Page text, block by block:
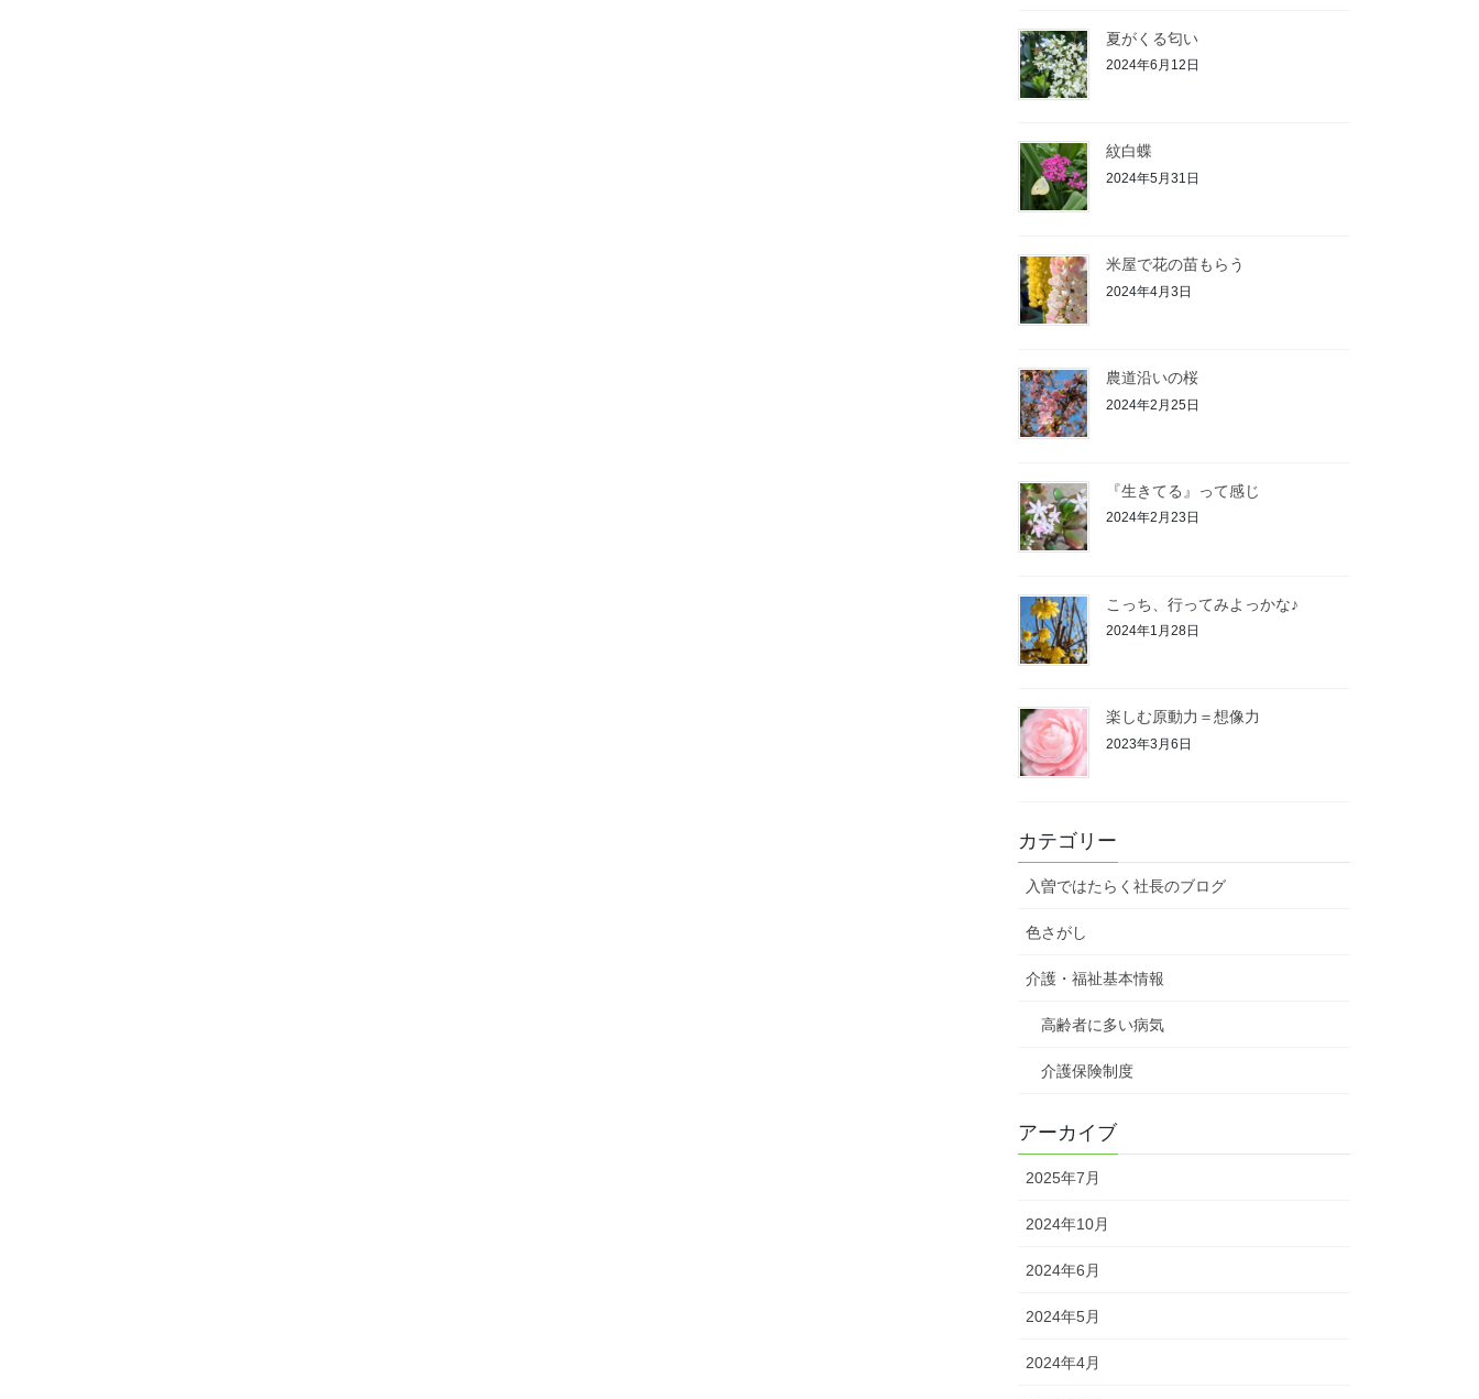
夏がくる匂い
2024年6月12日
紋白蝶
2024年5月31日
米屋で花の苗もらう
2024年4月3日
農道沿いの桜
2024年2月25日
『生きてる』って感じ
2024年2月23日
こっち、行ってみよっかな♪
2024年1月28日
楽しむ原動力＝想像力
2023年3月6日
カテゴリー
入曽ではたらく社長のブログ
色さがし
介護・福祉基本情報
高齢者に多い病気
介護保険制度
アーカイブ
2025年7月
2024年10月
2024年6月
2024年5月
2024年4月